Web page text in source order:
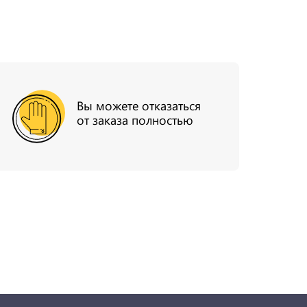
Вы можете отказаться
от заказа полностью